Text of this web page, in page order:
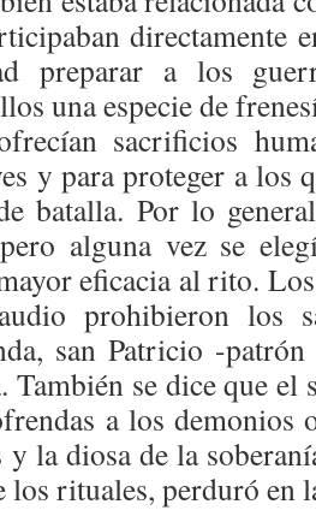
directamente
preparar a los
una especie de
sacrificios
y para proteger a los
batalla. Por lo
alguna vez se
eficacia al rito.
prohibieron los
san Patricio -
También se dice que
a los demonios
y la diosa de la
los rituales, perduró